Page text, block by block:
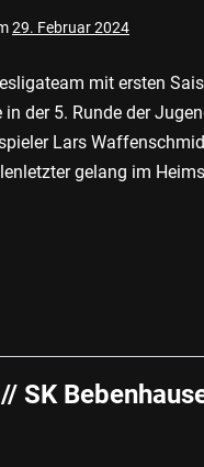
29. Februar 2024
mit ersten
der 5. Runde der
Lars
gelang im
SK